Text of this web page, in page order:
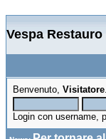
Vespa Restauro
Benvenuto, Visitatore
Login con username,